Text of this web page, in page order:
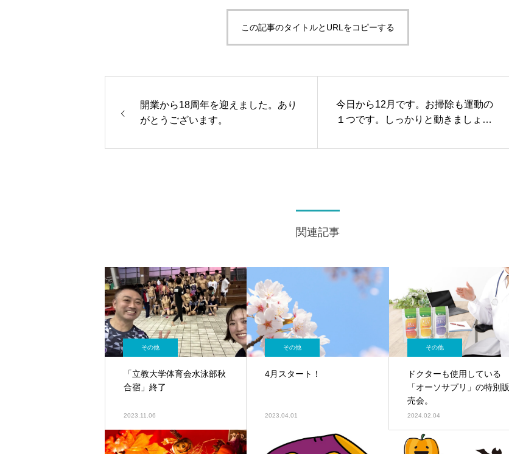
この記事のタイトルとURLをコピーする
開業から18周年を迎えました。あり
がとうございます。
今日から12月です。お掃除も運動の
１つです。しっかりと動きましょ
関連記事
その他
「立教大学体育会水泳部秋
合宿」終了
2023.11.06
その他
4月スタート！
2023.04.01
その他
ドクターも使用している
「オーソサプリ」の特別販
売会。
2024.02.04